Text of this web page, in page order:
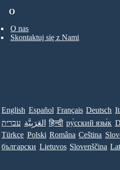
O
O nas
Skontaktuj się z Nami
English Español Français Deutsch
עברית العَرَبِيَّة हिन्दी ру́сский язы́к
Türkçe Polski Româna Ceština
български Lietuvos Slovenščina